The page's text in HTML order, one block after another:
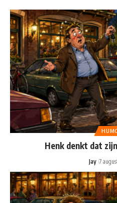
Henk denkt dat
Jay 7